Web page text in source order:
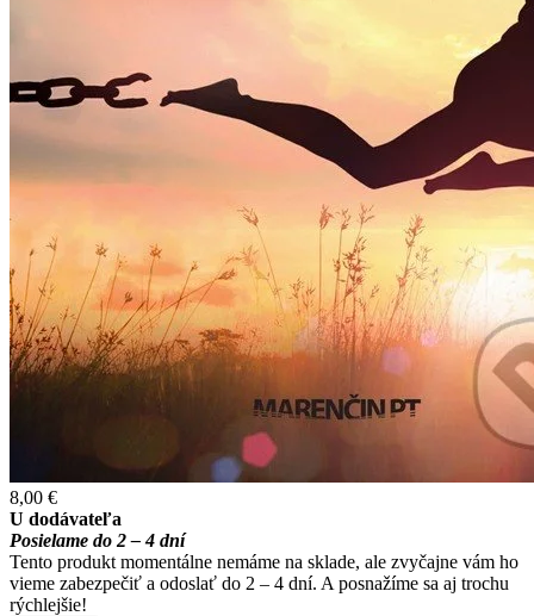
8,00 €
U dodávateľa
Posielame do 2 – 4 dní
Tento produkt momentálne nemáme na sklade, ale zvyčajne vám ho
vieme zabezpečiť a odoslať do 2 – 4 dní. A posnažíme sa aj trochu
rýchlejšie!